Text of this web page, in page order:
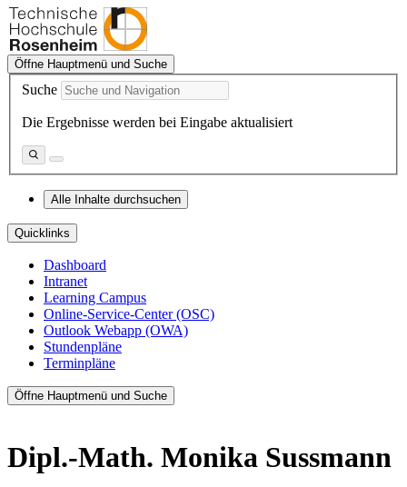
Öffne Hauptmenü und Suche
Suche
Die Ergebnisse werden bei Eingabe aktualisiert
Alle Inhalte durchsuchen
Quicklinks
Dashboard
Intranet
Learning Campus
Online-Service-Center (OSC)
Outlook Webapp (OWA)
Stundenpläne
Terminpläne
Öffne Hauptmenü und Suche
Dipl.-Math. Monika Sussmann